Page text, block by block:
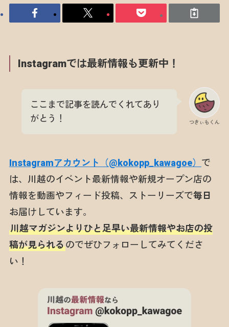
Instagramでは最新情報も更新中！
つきぃもくん
ここまで記事を読んでくれてあり
がとう！
Instagramアカウント（@kokopp_kawagoe） で
は、川越のイベント最新情報や新規オープン店の
情報を動画やフィード投稿、ストーリーズで毎日
お届けしています。
川越マガジンよりひと足早い最新情報やお店の投
稿が見られるのでぜひフォローしてみてくださ
い！